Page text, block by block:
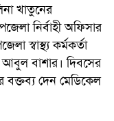
খাতুনের
নির্বাহী অফিসার
স্বাস্থ্য কর্মকর্তা
বাশার। দিবসের
বক্তব্য দেন মেডিকেল